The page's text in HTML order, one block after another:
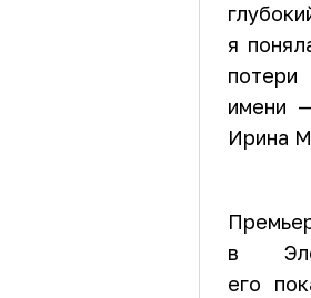
я
имени
Ирина
в
его